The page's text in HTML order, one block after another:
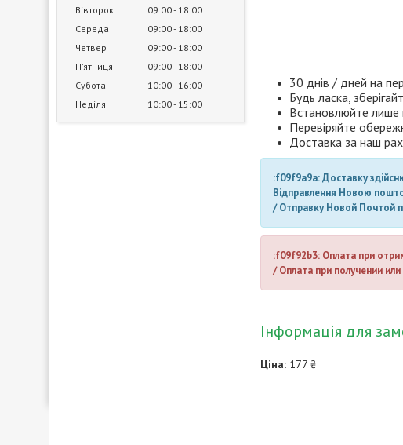
Вівторок
09:00 18:00
Середа
09:00 18:00
Четвер
09:00 18:00
Пʼятниця
09:00 18:00
Субота
10:00 16:00
Неділя
10:00 15:00
30 днів / дней на
Будь ласка,
Встановлюйте лише
Перевіряйте
Доставка за наш
:f09f9a9a: Доставку
Відправлення Новою
/ Отправку Новой Почтой
:f09f92b3: Оплата при
/ Оплата при получении
Інформація для
Ціна: 177 ₴